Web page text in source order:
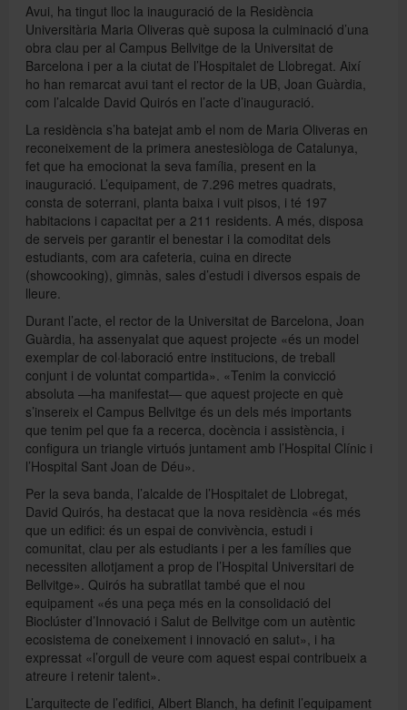
Avui, ha tingut lloc la inauguració de la Residència
Universitària Maria Oliveras què suposa la culminació d’una
obra clau per al Campus Bellvitge de la Universitat de
Barcelona i per a la ciutat de l’Hospitalet de Llobregat. Així
ho han remarcat avui tant el rector de la UB, Joan Guàrdia,
com l’alcalde David Quirós en l’acte d’inauguració.
La residència s’ha batejat amb el nom de Maria Oliveras en
reconeixement de la primera anestesiòloga de Catalunya,
fet que ha emocionat la seva família, present en la
inauguració. L’equipament, de 7.296 metres quadrats,
consta de soterrani, planta baixa i vuit pisos, i té 197
habitacions i capacitat per a 211 residents. A més, disposa
de serveis per garantir el benestar i la comoditat dels
estudiants, com ara cafeteria, cuina en directe
(showcooking), gimnàs, sales d’estudi i diversos espais de
lleure.
Durant l’acte, el rector de la Universitat de Barcelona, Joan
Guàrdia, ha assenyalat que aquest projecte «és un model
exemplar de col·laboració entre institucions, de treball
conjunt i de voluntat compartida». «Tenim la convicció
absoluta —ha manifestat— que aquest projecte en què
s’insereix el Campus Bellvitge és un dels més importants
que tenim pel que fa a recerca, docència i assistència, i
configura un triangle virtuós juntament amb l’Hospital Clínic i
l’Hospital Sant Joan de Déu».
Per la seva banda, l’alcalde de l’Hospitalet de Llobregat,
David Quirós, ha destacat que la nova residència «és més
que un edifici: és un espai de convivència, estudi i
comunitat, clau per als estudiants i per a les famílies que
necessiten allotjament a prop de l’Hospital Universitari de
Bellvitge». Quirós ha subratllat també que el nou
equipament «és una peça més en la consolidació del
Bioclúster d’Innovació i Salut de Bellvitge com un autèntic
ecosistema de coneixement i innovació en salut», i ha
expressat «l’orgull de veure com aquest espai contribueix a
atreure i retenir talent».
L’arquitecte de l’edifici, Albert Blanch, ha definit l’equipament